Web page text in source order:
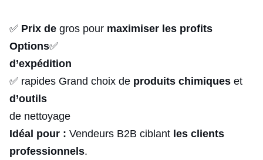
✅ Prix de gros pour maximiser les profits
Options✅
d’expédition
✅ rapides Grand choix de produits chimiques et
d’outils
de nettoyage
Idéal pour : Vendeurs B2B ciblant les clients
professionnels.